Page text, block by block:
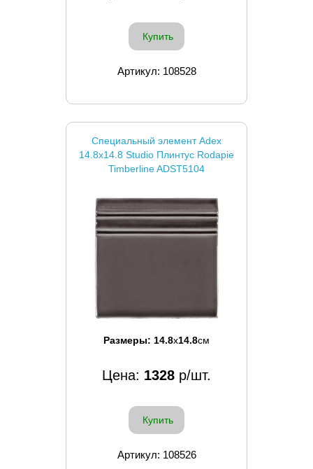
Купить
Артикул: 108528
Специальный элемент Adex
14.8x14.8 Studio Плинтус Rodapie
Timberline ADST5104
Размеры: 14.8x14.8см
Цена: 1328 р/шт.
Купить
Артикул: 108526